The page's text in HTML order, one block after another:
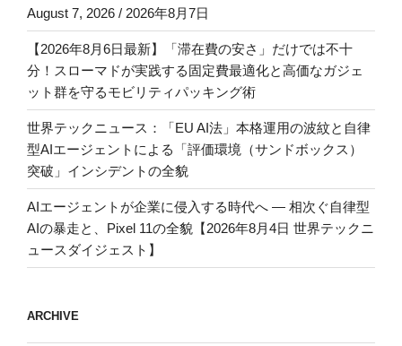
August 7, 2026 / 2026年8月7日
【2026年8月6日最新】「滞在費の安さ」だけでは不十
分！スローマドが実践する固定費最適化と高価なガジェ
ット群を守るモビリティパッキング術
世界テックニュース：「EU AI法」本格運用の波紋と自律
型AIエージェントによる「評価環境（サンドボックス）
突破」インシデントの全貌
AIエージェントが企業に侵入する時代へ — 相次ぐ自律型
AIの暴走と、Pixel 11の全貌【2026年8月4日 世界テックニ
ュースダイジェスト】
ARCHIVE